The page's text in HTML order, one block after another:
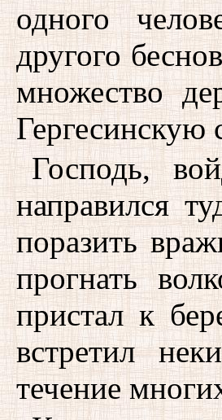
одного
другого
множество
Гергесинскую
Господь,
направился
поразить
прогнать
пристал к
встретил
течение